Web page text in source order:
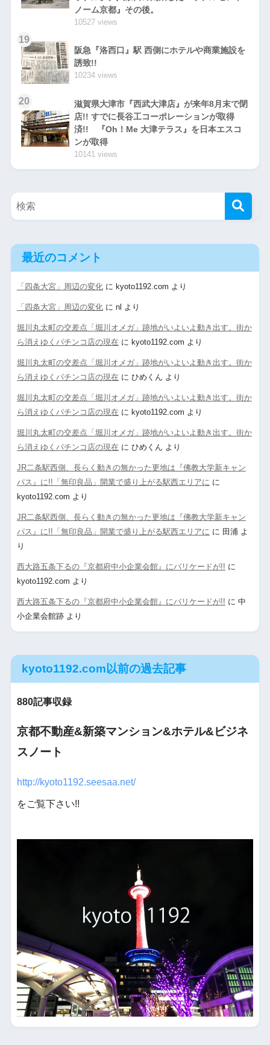
ノーム京都』その後。
10527 views
19
阪急『洛西口』駅 西側にホテルや商業施設を
誘致!!
10234 views
20
滋賀県大津市『西武大津店』が来年8月末で閉
店!! すでに長谷工コーポレーションが取得
済!! 『Oh！Me 大津テラス』を日本エスコ
ンが取得
10141 views
最近のコメント
「四条大宮」周辺の変化に kyoto1192.com より
「四条大宮」周辺の変化に nl より
堀川丸太町の交差点「堀川オメガ」跡地がいよいよ動き出す。街か
ら消えゆくパチンコ店の現在 に kyoto1192.com より
堀川丸太町の交差点「堀川オメガ」跡地がいよいよ動き出す。街か
ら消えゆくパチンコ店の現在 に ひめくん より
堀川丸太町の交差点「堀川オメガ」跡地がいよいよ動き出す。街か
ら消えゆくパチンコ店の現在 に kyoto1192.com より
堀川丸太町の交差点「堀川オメガ」跡地がいよいよ動き出す。街か
ら消えゆくパチンコ店の現在 に ひめくん より
JR二条駅西側、長らく動きの無かった更地は『佛教大学新キャン
パス』に!!「無印良品」開業で盛り上がる駅西エリアに に
kyoto1192.com より
JR二条駅西側、長らく動きの無かった更地は『佛教大学新キャン
パス』に!!「無印良品」開業で盛り上がる駅西エリアに に 田浦よ
り
西大路五条下るの『京都府中小企業会館』にバリケードが!! に
kyoto1192.com より
西大路五条下るの『京都府中小企業会館』にバリケードが!! に 中
小企業会館跡より
kyoto1192.com以前の過去記事
880記事収録
京都不動産&新築マンション&ホテル&ビジネ
スノート
http://kyoto1192.seesaa.net/
をご覧下さい!!